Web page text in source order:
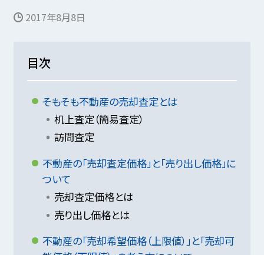
2017年8月8日
目次
そもそも不動産の売却査定とは
机上査定（簡易査定）
訪問査定
不動産の「売却査定価格」と「売り出し価格」に
ついて
売却査定価格とは
売り出し価格とは
不動産の「売却希望価格（上限値）」と「売却可